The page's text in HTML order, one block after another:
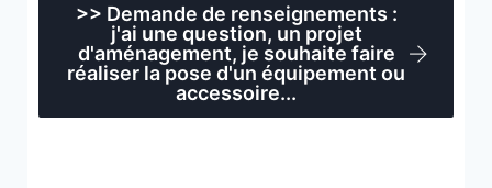
>> Demande de renseignements :
j'ai une question, un projet
d'aménagement, je souhaite faire
réaliser la pose d'un équipement ou
accessoire...